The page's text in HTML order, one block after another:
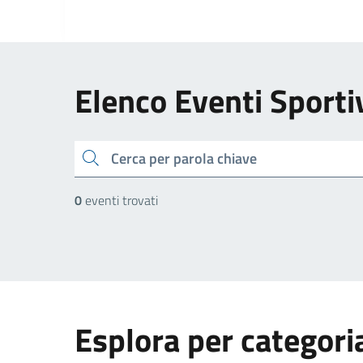
Elenco Eventi
cerca
0eventi trovati
Esplora per